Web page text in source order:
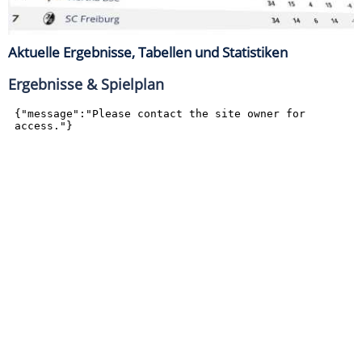
Aktuelle Ergebnisse, Tabellen und Statistiken
Ergebnisse & Spielplan